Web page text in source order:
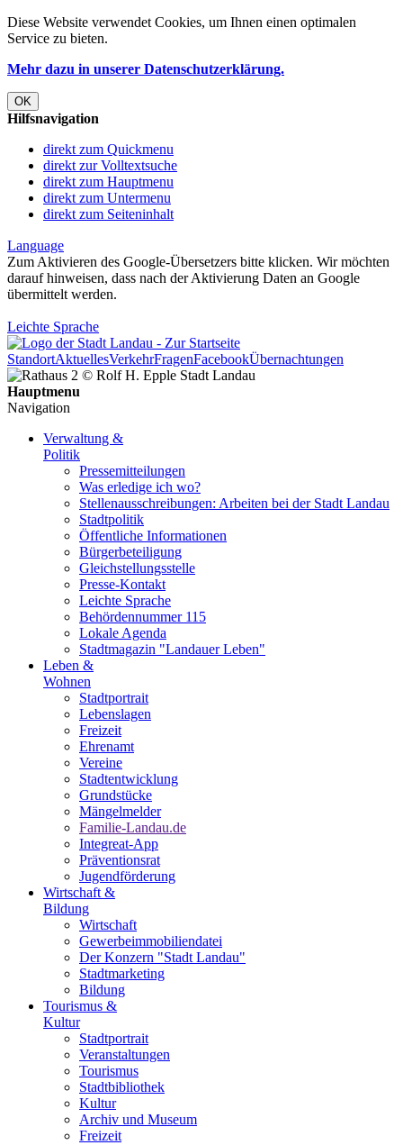
Diese Website verwendet Cookies, um Ihnen einen optimalen
Service zu bieten.
Mehr dazu in unserer Datenschutzerklärung.
OK
Hilfsnavigation
direkt zum Quickmenu
direkt zur Volltextsuche
direkt zum Hauptmenu
direkt zum Untermenu
direkt zum Seiteninhalt
Language
Zum Aktivieren des Google-Übersetzers bitte klicken. Wir möchten
darauf hinweisen, dass nach der Aktivierung Daten an Google
übermittelt werden.
Leichte Sprache
StandortAktuellesVerkehrFragenFacebookÜbernachtungen
Hauptmenu
Navigation
Verwaltung &
Politik
Pressemitteilungen
Was erledige ich wo?
Stellenausschreibungen: Arbeiten bei der Stadt Landau
Stadtpolitik
Öffentliche Informationen
Bürgerbeteiligung
Gleichstellungsstelle
Presse-Kontakt
Leichte Sprache
Behördennummer 115
Lokale Agenda
Stadtmagazin "Landauer Leben"
Leben &
Wohnen
Stadtportrait
Lebenslagen
Freizeit
Ehrenamt
Vereine
Stadtentwicklung
Grundstücke
Mängelmelder
Familie-Landau.de
Integreat-App
Präventionsrat
Jugendförderung
Wirtschaft &
Bildung
Wirtschaft
Gewerbeimmobiliendatei
Der Konzern "Stadt Landau"
Stadtmarketing
Bildung
Tourismus &
Kultur
Stadtportrait
Veranstaltungen
Tourismus
Stadtbibliothek
Kultur
Archiv und Museum
Freizeit